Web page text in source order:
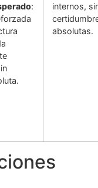
:
internos,
absolutas.